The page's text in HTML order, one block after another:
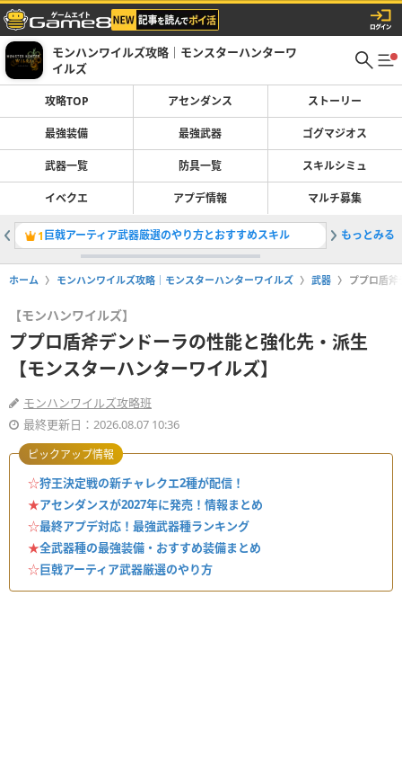
モンハンワイルズ攻略｜モンスターハンターワ
イルズ
攻略TOP アセンダンス ストーリー
最強装備 最強武器 ゴグマジオス
武器一覧 防具一覧 スキルシミュ
イベクエ アプデ情報 マルチ募集
1巨戟アーティア武器厳選のやり方とおすすめスキル 2最強装
もっとみる
ホーム モンハンワイルズ攻略｜モンスターハンターワイルズ 武器 ププロ盾
【モンハンワイルズ】
ププロ盾斧デンドーラの性能と強化先・派生
【モンスターハンターワイルズ】
モンハンワイルズ攻略班
最終更新日：2026.08.07 10:36
☆狩王決定戦の新チャレクエ2種が配信！
★アセンダンスが2027年に発売！情報まとめ
☆最終アプデ対応！最強武器種ランキング
★全武器種の最強装備・おすすめ装備まとめ
☆巨戟アーティア武器厳選のやり方
ピックアップ情報